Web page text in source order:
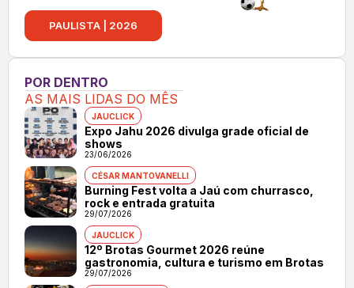
PAULISTA | 2026
POR DENTRO
AS MAIS LIDAS DO MÊS
JAUCLICK
Expo Jahu 2026 divulga grade oficial de
shows
23/06/2026
CÉSAR MANTOVANELLI
Burning Fest volta a Jaú com churrasco,
rock e entrada gratuita
29/07/2026
JAUCLICK
12º Brotas Gourmet 2026 reúne
gastronomia, cultura e turismo em Brotas
29/07/2026